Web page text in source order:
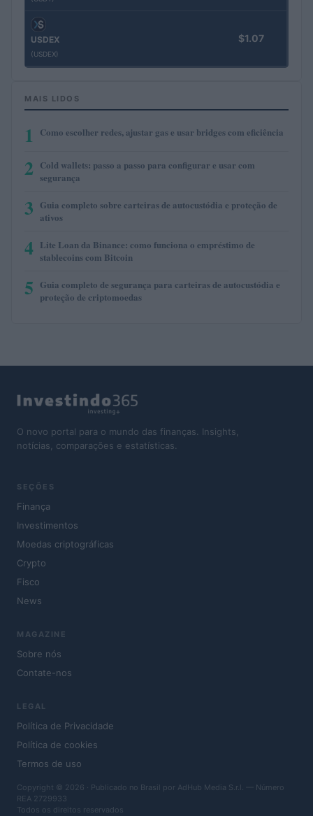
USDEX
(USDEX)
$1.07
MAIS LIDOS
1 Como escolher redes, ajustar gas e usar bridges com eficiência
2 Cold wallets: passo a passo para configurar e usar com
segurança
3 Guia completo sobre carteiras de autocustódia e proteção de
ativos
4 Lite Loan da Binance: como funciona o empréstimo de
stablecoins com Bitcoin
5 Guia completo de segurança para carteiras de autocustódia e
proteção de criptomoedas
O novo portal para o mundo das finanças. Insights,
notícias, comparações e estatísticas.
SEÇÕES
Finança
Investimentos
Moedas criptográficas
Crypto
Fisco
News
MAGAZINE
Sobre nós
Contate-nos
LEGAL
Política de Privacidade
Política de cookies
Termos de uso
Copyright © 2026 · Publicado no Brasil por AdHub Media S.r.l. — Número
REA 2729933
Todos os direitos reservados